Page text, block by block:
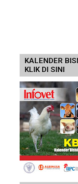
KALENDER
KLIK DI SINI